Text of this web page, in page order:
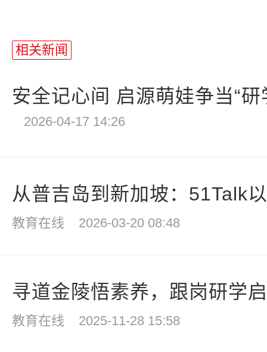
相关新闻
安全记心间 启源萌娃争当“研
2026-04-17 14:26
从普吉岛到新加坡：51Talk
教育在线 2026-03-20 08:48
寻道金陵悟素养，跟岗研学
教育在线 2025-11-28 15:58